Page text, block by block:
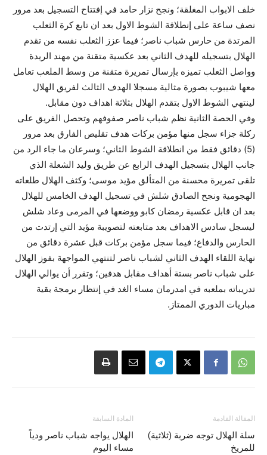
خلف الابواب المغلقة؛ ونجح نزار حامد في إفتتاح التسجيل بعد مرور
نصف ساعة على إنطلاقة الشوط الاول بعد ان تابع كرة الثعلب
المرتدة من حارس شباب ناصر؛ فيما عزز الثعلب نفسه من تقدم
الهلال بتسجيله للهدف الثاني بعد عكسية متقنة من مهند الريدة
وواصل الثعلب تميزه بإرسال تمريرة متقنة من وسط الملعب تعامل
معها شيبوب بصورة مثالية مسجلا الهدف الثالث لفريق الهلال
لينتهي الشوط الاول بتقدم الهلال بثلاثة اهداف دون مقابل.
وفي الحصة الثانية نظم شباب ناصر صفوفهم وتحصل الفريق على
ركلة جزاء سجل منها مؤمن بركات هدف تقليص الفارق بعد مرور
(5) دقائق فقط من انطلاقة الشوط الثاني؛ وسرعان ما جاء الرد من
جانب الهلال بتسجيل الهدف الرابع عن طريق وليد الشعلة الذي
تلقى تمريرة محسنة من المتألق مؤيد موسى؛ وكثف الهلال طلعاته
الهجومية ونجح الصادق شلش في تسجيل الهدف الخامس للهلال
بعد ان قابل عكسية رمضان كابو ووضعها في المرمى وعاد شلش
ليسجل سادس الاهداف بعد متابعته لتصويبة مؤيد التي إرتدت من
الحارس والدفاع؛ فيما سجل مؤمن بركات قبل عشرة دقائق من
نهاية اللقاء الهدف الثاني لشباب ناصر لتنتهي المواجهة بفوز الهلال
على شباب ناصر بستة أهداف مقابل هدفين؛ وتقرر أن يوالي الهلال
تدريباته بملعبه في امدرمان مساء الغد في إنتظار برمجة بقية
مباريات الدوري الممتاز.
المادة السابقة
الهلال يواجه شباب ناصر ودياً
مساء اليوم
المقالة القادمة
سلة الهلال توجه ضربة (ثلاثية)
للمريخ